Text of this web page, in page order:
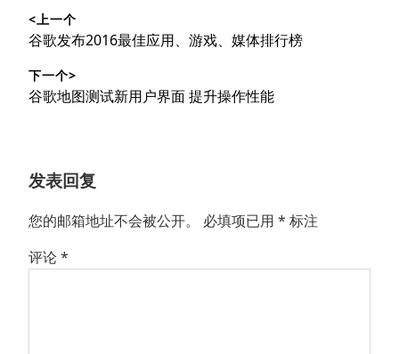
章
导
航
<上一个
上
文
章：
谷歌发布2016最佳应用、游戏、媒体排行榜
下一个>
下
谷歌地图测试新用户界面 提升操作性能
发表回复
您的邮箱地址不会被公开。 必填项已用 * 标注
评论*